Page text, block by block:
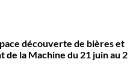
découverte de bières et
la Machine du 21 juin au 2